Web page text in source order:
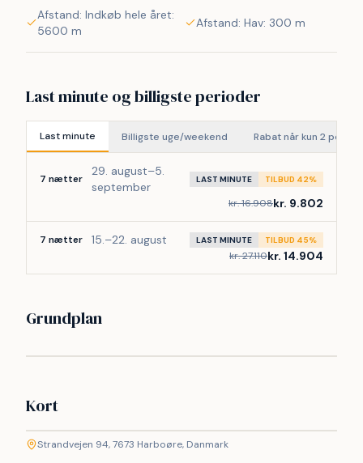
Afstand: Indkøb hele året:
5600 m
Afstand: Hav: 300 m
Last minute og billigste perioder
Last minute Billigste uge/weekend Rabat når kun 2
7 nætter
29. august–5.
september
LAST MINUTE TILBUD 42%
kr. 16.908kr. 9.802
7 nætter 15.–22. august LAST MINUTE TILBUD 45%
kr. 27.110kr. 14.904
Grundplan
Kort
+
Strandvejen 94, 7673 Harboøre, Danmark